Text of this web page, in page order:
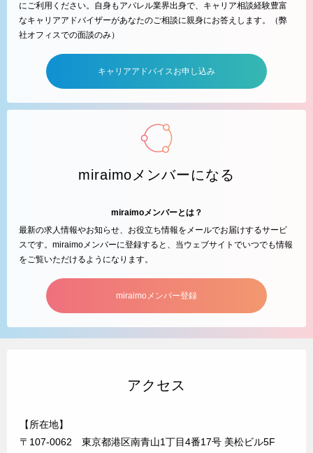
にご利用ください。自身もアパレル業界出身で、キャリア相談経験豊富
なキャリアアドバイザーがあなたのご相談に親身にお答えします。（弊
社オフィスでの面談のみ）
キャリアアドバイスお申し込み
miraimoメンバーになる
miraimoメンバーとは？
最新の求人情報やお知らせ、お役立ち情報をメールでお届けするサービ
スです。miraimoメンバーに登録すると、当ウェブサイトでいつでも情報
をご覧いただけるようになります。
miraimoメンバー登録
アクセス
【所在地】
〒107-0062 東京都港区南青山1丁目4番17号 美松ビル5F